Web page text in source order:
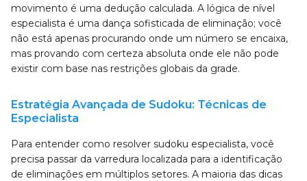
movimento é uma dedução calculada. A lógica de nível
especialista é uma dança sofisticada de eliminação; você
não está apenas procurando onde um número se encaixa,
mas provando com certeza absoluta onde ele não pode
existir com base nas restrições globais da grade.
Estratégia Avançada de Sudoku: Técnicas de
Especialista
Para entender como resolver sudoku especialista, você
precisa passar da varredura localizada para a identificação
de eliminações em múltiplos setores. A maioria das dicas